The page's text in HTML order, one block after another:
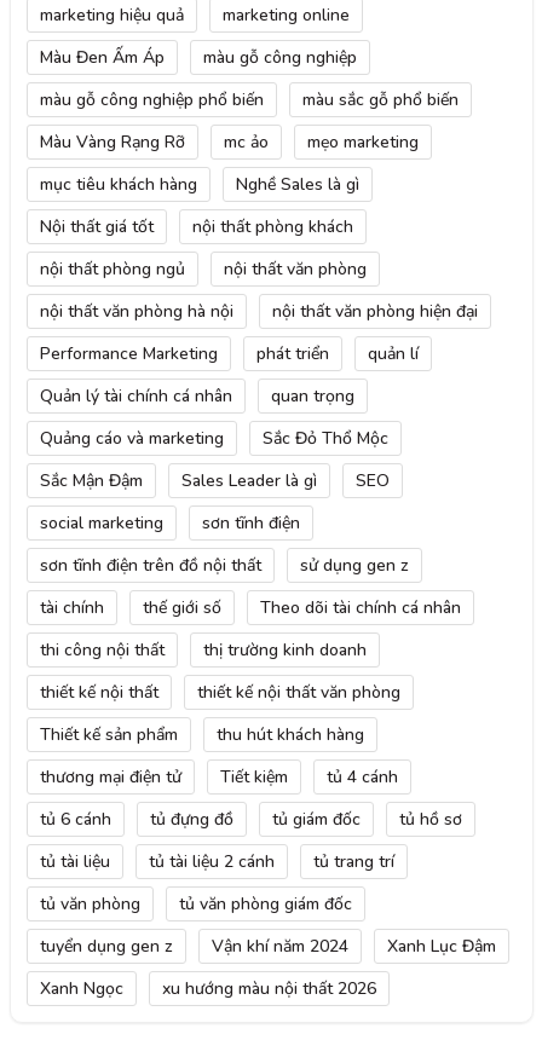
marketing hiệu quả
marketing online
Màu Đen Ấm Áp
màu gỗ công nghiệp
màu gỗ công nghiệp phổ biến
màu sắc gỗ phổ biến
Màu Vàng Rạng Rỡ
mc ảo
mẹo marketing
mục tiêu khách hàng
Nghề Sales là gì
Nội thất giá tốt
nội thất phòng khách
nội thất phòng ngủ
nội thất văn phòng
nội thất văn phòng hà nội
nội thất văn phòng hiện đại
Performance Marketing
phát triển
quản lí
Quản lý tài chính cá nhân
quan trọng
Quảng cáo và marketing
Sắc Đỏ Thổ Mộc
Sắc Mận Đậm
Sales Leader là gì
SEO
social marketing
sơn tĩnh điện
sơn tĩnh điện trên đồ nội thất
sử dụng gen z
tài chính
thế giới số
Theo dõi tài chính cá nhân
thi công nội thất
thị trường kinh doanh
thiết kế nội thất
thiết kế nội thất văn phòng
Thiết kế sản phẩm
thu hút khách hàng
thương mại điện tử
Tiết kiệm
tủ 4 cánh
tủ 6 cánh
tủ đựng đồ tủ giám đốc
tủ hồ sơ
tủ tài liệu
tủ tài liệu 2 cánh
tủ trang trí
tủ văn phòng
tủ văn phòng giám đốc
tuyển dụng gen z
Vận khí năm 2024
Xanh Lục Đậm
Xanh Ngọc
xu hướng màu nội thất 2026